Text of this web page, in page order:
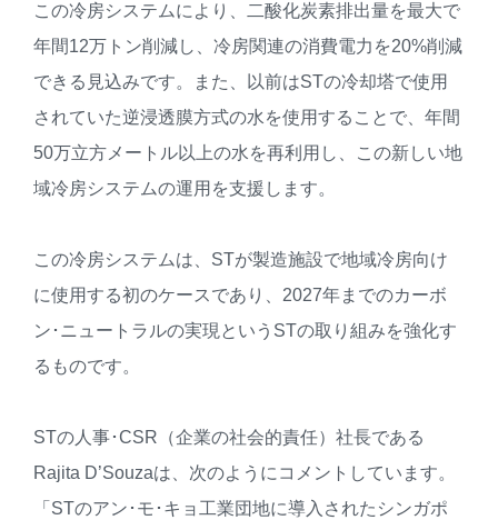
この冷房システムにより、二酸化炭素排出量を最大で
年間12万トン削減し、冷房関連の消費電力を20%削減
できる見込みです。また、以前はSTの冷却塔で使用
されていた逆浸透膜方式の水を使用することで、年間
50万立方メートル以上の水を再利用し、この新しい地
域冷房システムの運用を支援します。
この冷房システムは、STが製造施設で地域冷房向け
に使用する初のケースであり、2027年までのカーボ
ン･ニュートラルの実現というSTの取り組みを強化す
るものです。
STの人事･CSR（企業の社会的責任）社長である
Rajita D’Souzaは、次のようにコメントしています。
「STのアン･モ･キョ工業団地に導入されたシンガポ